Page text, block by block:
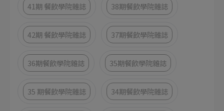
41期 餐飲學院雜誌 38期餐飲學院雜誌
42期 餐飲學院雜誌 37期餐飲學院雜誌
36期餐飲學院雜誌 35期餐飲學院雜誌
35 期餐飲學院雜誌 34期餐飲學院雜誌